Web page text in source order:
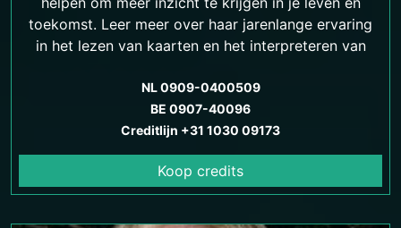
toekomst. Leer meer over haar jarenlange ervaring
in het lezen van kaarten en het interpreteren van
NL 0909-0400509
BE 0907-40096
Creditlijn +31 1030 09173
Koop credits